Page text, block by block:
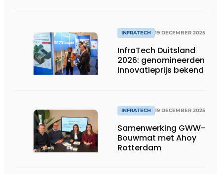
INFRATECH 19 DECEMBER 2025
InfraTech Duitsland
2026: genomineerden
Innovatieprijs bekend
INFRATECH 19 DECEMBER 2025
Samenwerking GWW-
Bouwmat met Ahoy
Rotterdam